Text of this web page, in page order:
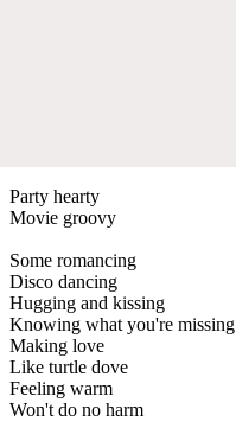
Party hearty
Movie groovy
Some romancing
Disco dancing
Hugging and kissing
Knowing what you're missing
Making love
Like turtle dove
Feeling warm
Won't do no harm